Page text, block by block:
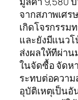
จากสภาพเศ
เกิดโจรกรรม
และยังมีแนว
ส่งผลให้ทีผ่า
ในจัดซื้อ จัดห
ระทบต่อควา
อุบัติเหตุเป็น